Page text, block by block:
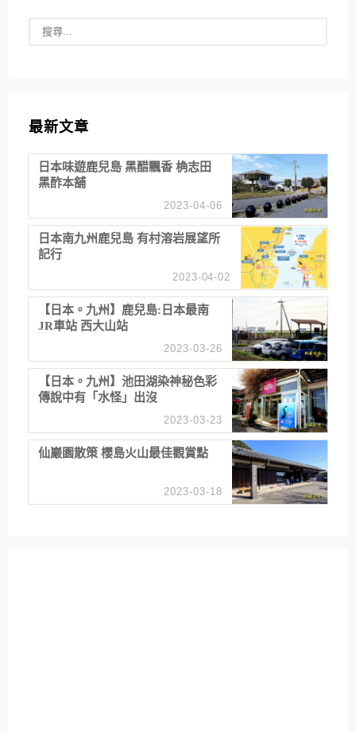
最新文章
日本味遊鹿兒島 黑醋飄香 桷志田
黑酢本舖
2023-04-06
日本南九州鹿兒島 有村溶岩展望所
記行
2023-04-02
【日本。九州】鹿兒島:日本最南
JR車站 西大山站
2023-03-26
【日本。九州】池田湖染神秘色彩
傳說中有「水怪」出沒
2023-03-23
仙巖園散策 櫻島火山最佳觀賞點
2023-03-18